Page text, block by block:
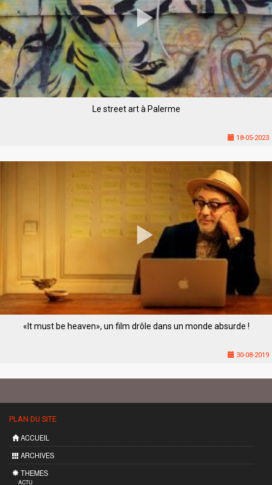
Le street art à Palerme
18-05-2023
«It must be heaven», un film drôle dans un monde absurde !
30-08-2019
PLAN DU SITE
ACCUEIL
ARCHIVES
THEMES
ACTU